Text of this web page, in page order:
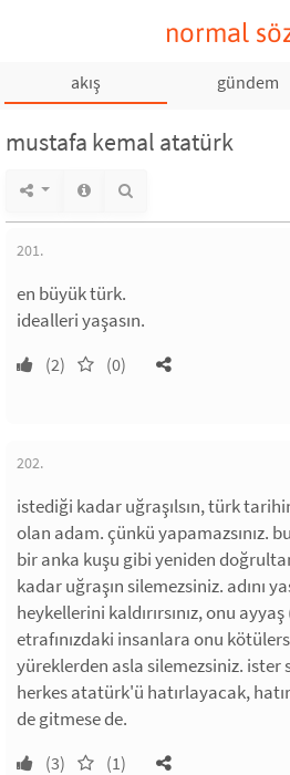
normal
akış gündem
mustafa kemal atatürk
201.
en büyük türk.
idealleri yaşasın.
(2) (0)
202.
istediği kadar uğraşılsın, türk
olan adam. çünkü yapamazsınız.
bir anka kuşu gibi yeniden
kadar uğraşın silemezsiniz. adını
heykellerini kaldırırsınız, onu
etrafınızdaki insanlara onu
yüreklerden asla silemezsiniz. ister
herkes atatürk'ü hatırlayacak,
de gitmese de.
(3) (1)